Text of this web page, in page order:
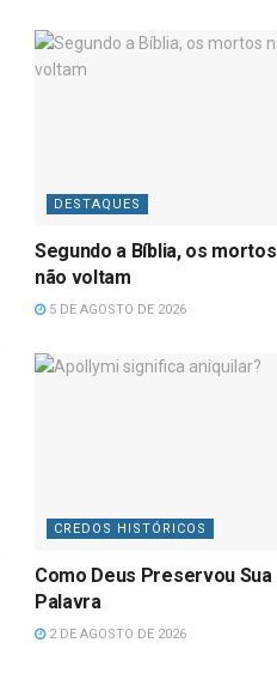
DESTAQUES
Segundo a Bíblia, os mortos
não voltam
5 DE AGOSTO DE 2026
CREDOS HISTÓRICOS
Como Deus Preservou Sua
Palavra
2 DE AGOSTO DE 2026